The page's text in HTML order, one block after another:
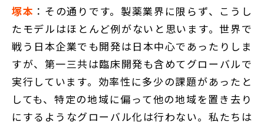
塚本 ：その通りです。製薬業界に限らず、こうし
たモデルはほとんど例がないと思います。世界で
戦う日本企業でも開発は日本中心であったりしま
すが、第一三共は臨床開発も含めてグローバルで
実行しています。効率性に多少の課題があったと
しても、特定の地域に偏って他の地域を置き去り
にするようなグローバル化は行わない。私たちは